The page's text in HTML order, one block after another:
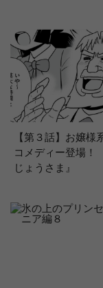
【第３話】お嬢様
コメディー登場
じょうさま』